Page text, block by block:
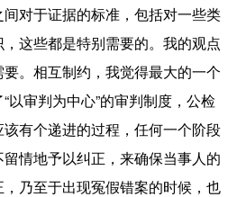
对于证据的标准，包括对一些类
这些都是特别需要的。我的观点
。相互制约，我觉得最大的一个
以审判为中心”的审判制度，公检
有个递进的过程，任何一个阶段
情地予以纠正，来确保当事人的
乃至于出现冤假错案的时候，也